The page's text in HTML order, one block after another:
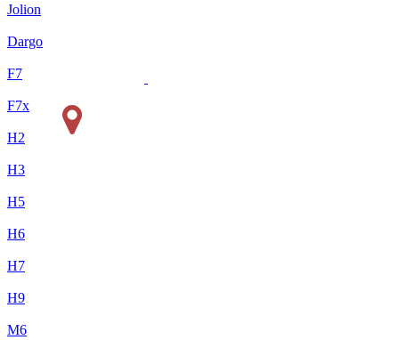
Jolion
Dargo
F7
F7x
H2
H3
H5
H6
H7
H9
M6